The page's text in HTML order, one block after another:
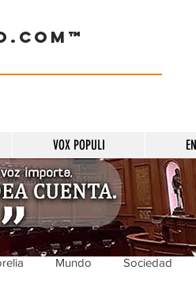
VOX POPULI
Mundo Sociedad